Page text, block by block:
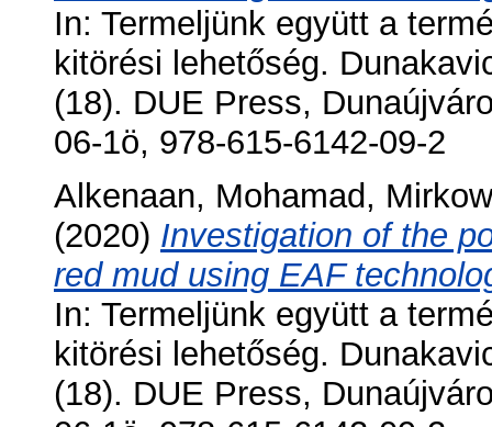
In: Termeljünk együtt a
kitörési lehetőség.
(18). DUE Press,
06-1ö, 978-615-6142-09-2
Alkenaan, Mohamad,
(2020) Investigation of the
red mud using EAF
In: Termeljünk együtt a
kitörési lehetőség.
(18). DUE Press,